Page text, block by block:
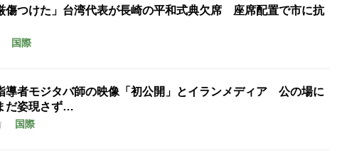
傷つけた」台湾代表が長崎の平和式典欠席 座席配置で市に抗
国際
導者モジタバ師の映像「初公開」とイランメディア 公の場に
だ姿現さず…
国際